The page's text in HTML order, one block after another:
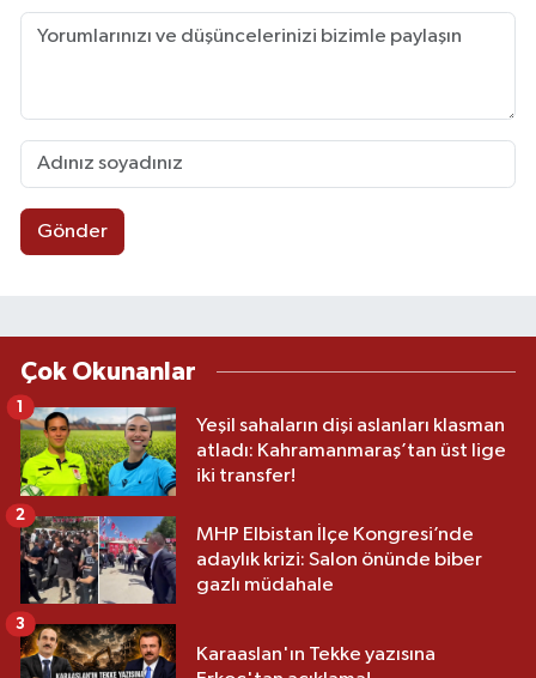
Gönder
Çok Okunanlar
Yeşil sahaların dişi aslanları klasman
atladı: Kahramanmaraş’tan üst lige
iki transfer!
1
MHP Elbistan İlçe Kongresi’nde
adaylık krizi: Salon önünde biber
gazlı müdahale
2
Karaaslan'ın Tekke yazısına
3